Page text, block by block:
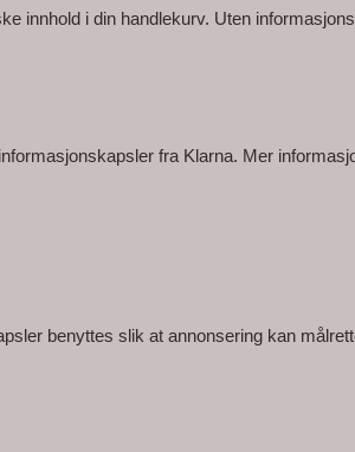
innhold i din handlekurv. Uten
fra Klarna. Mer
benyttes slik at annonsering kan